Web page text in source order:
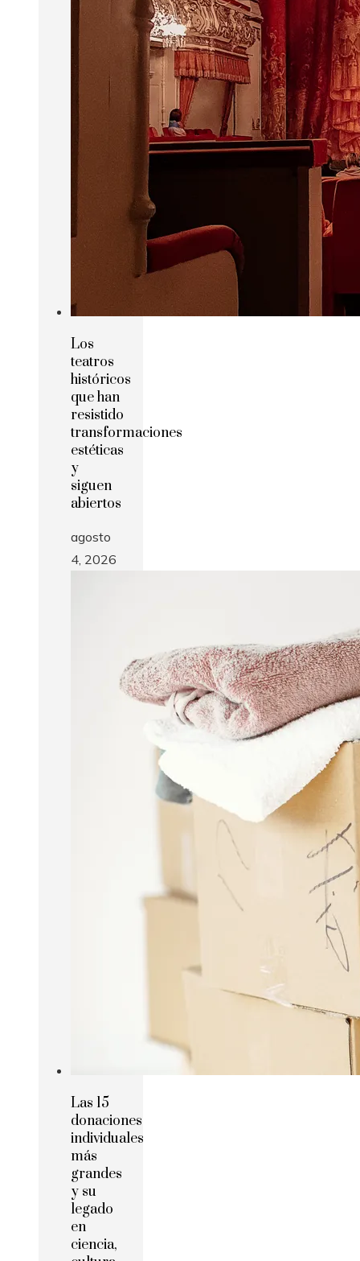
Los
teatros
históricos
que han
resistido
transformaciones
estéticas
y
siguen
abiertos
agosto
4, 2026
Las 15
donaciones
individuales
más
grandes
y su
legado
en
ciencia,